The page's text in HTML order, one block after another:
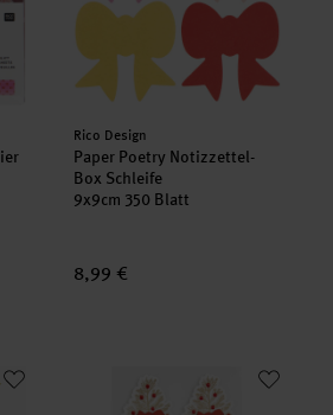
Hersteller:
Rico Design
Paper Poetry Notizzettel-
Box Schleife
9x9cm 350 Blatt
8,99 €
Pixel
Paper Poetry 3D Sticker